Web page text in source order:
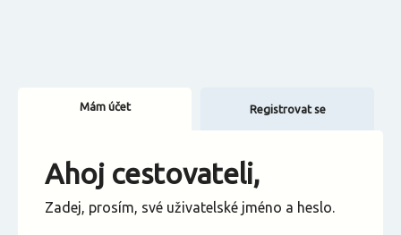
Změnit měnu
Mám účet Registrovat se
Ahoj cestovateli,
Zadej, prosím, své uživatelské jméno a heslo.